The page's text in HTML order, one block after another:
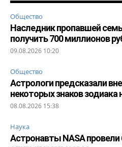
Общество
Наследник пропавшей
получить 700 миллионов
09.08.2026 10:20
Общество
Астрологи предсказали
некоторых знаков
08.08.2026 15:38
Наука
Астронавты NASA